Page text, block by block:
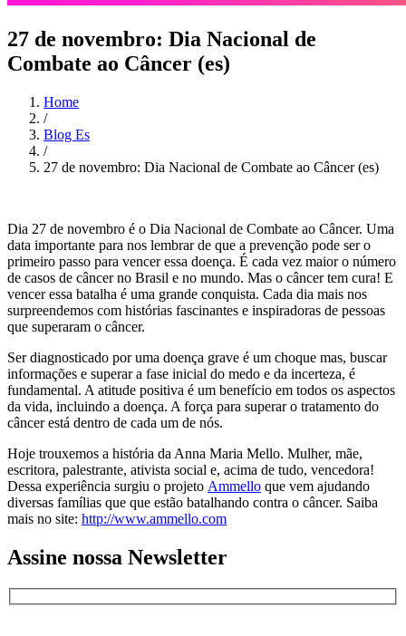
27 de novembro: Dia Nacional de
Combate ao Câncer (es)
Home
/
Blog Es
/
27 de novembro: Dia Nacional de Combate ao Câncer (es)
Dia 27 de novembro é o Dia Nacional de Combate ao Câncer. Uma
data importante para nos lembrar de que a prevenção pode ser o
primeiro passo para vencer essa doença. É cada vez maior o número
de casos de câncer no Brasil e no mundo. Mas o câncer tem cura! E
vencer essa batalha é uma grande conquista. Cada dia mais nos
surpreendemos com histórias fascinantes e inspiradoras de pessoas
que superaram o câncer.
Ser diagnosticado por uma doença grave é um choque mas, buscar
informações e superar a fase inicial do medo e da incerteza, é
fundamental. A atitude positiva é um benefício em todos os aspectos
da vida, incluindo a doença. A força para superar o tratamento do
câncer está dentro de cada um de nós.
Hoje trouxemos a história da Anna Maria Mello. Mulher, mãe,
escritora, palestrante, ativista social e, acima de tudo, vencedora!
Dessa experiência surgiu o projeto Ammello que vem ajudando
diversas famílias que que estão batalhando contra o câncer. Saiba
mais no site: http://www.ammello.com
Assine nossa Newsletter